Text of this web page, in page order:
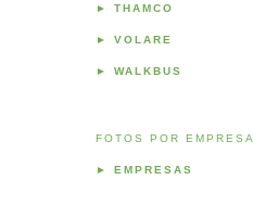
► THAMCO
► VOLARE
► WALKBUS
FOTOS POR EMPRESA
► EMPRESAS